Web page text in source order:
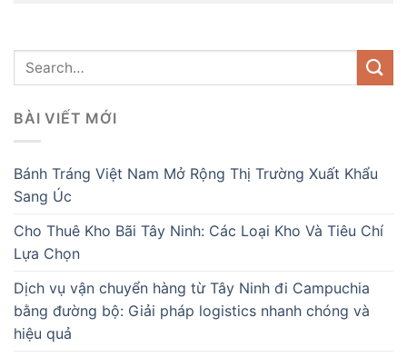
BÀI VIẾT MỚI
Bánh Tráng Việt Nam Mở Rộng Thị Trường Xuất Khẩu
Sang Úc
Cho Thuê Kho Bãi Tây Ninh: Các Loại Kho Và Tiêu Chí
Lựa Chọn
Dịch vụ vận chuyển hàng từ Tây Ninh đi Campuchia
bằng đường bộ: Giải pháp logistics nhanh chóng và
hiệu quả